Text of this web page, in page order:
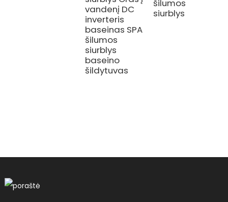
vandenį DC
inverteris
baseinas SPA
šilumos
siurblys
baseino
šildytuvas
šilumos
siurblys